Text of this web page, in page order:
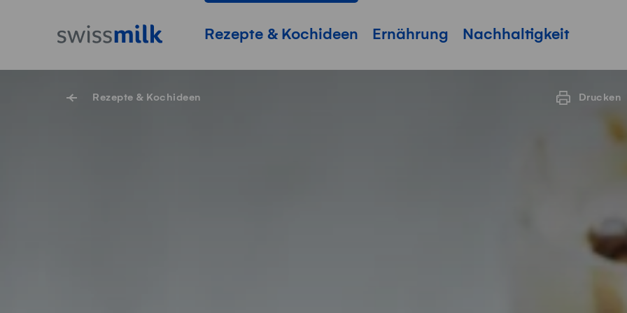
StartseiteHauptnavigation
Rezepte & Kochideen Ernährung Nachhaltigkeit
Rezepte & Kochideen Drucken